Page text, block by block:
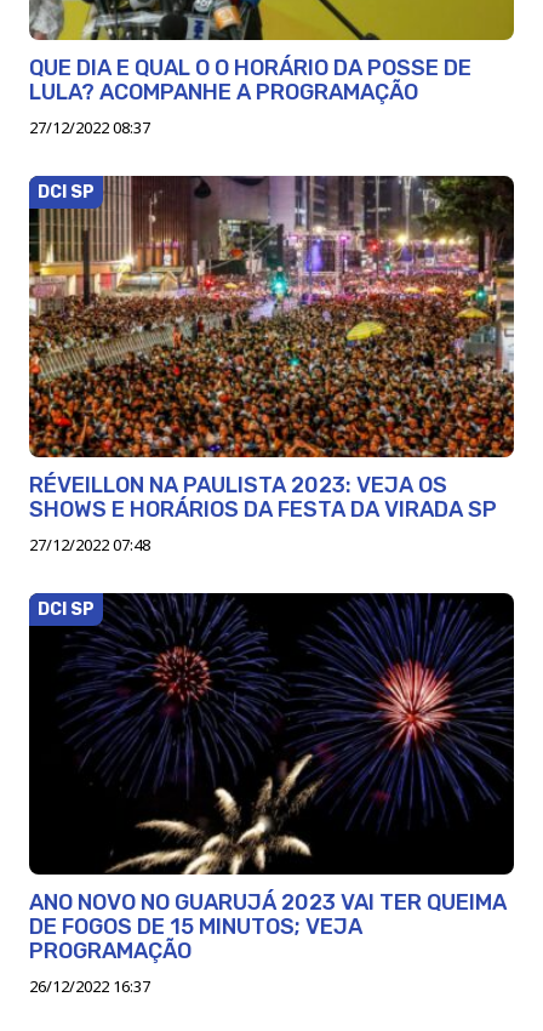
QUE DIA E QUAL O O HORÁRIO DA POSSE DE
LULA? ACOMPANHE A PROGRAMAÇÃO
27/12/2022 08:37
DCI SP
RÉVEILLON NA PAULISTA 2023: VEJA OS
SHOWS E HORÁRIOS DA FESTA DA VIRADA SP
27/12/2022 07:48
DCI SP
ANO NOVO NO GUARUJÁ 2023 VAI TER QUEIMA
DE FOGOS DE 15 MINUTOS; VEJA
PROGRAMAÇÃO
26/12/2022 16:37